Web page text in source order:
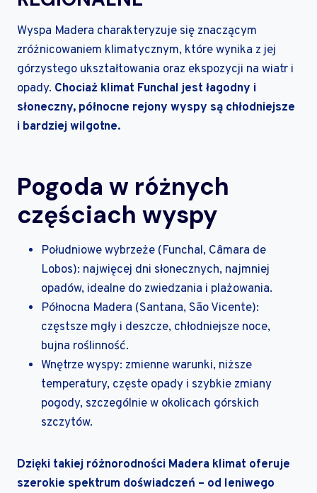
Wyspa Madera charakteryzuje się znaczącym
zróżnicowaniem klimatycznym, które wynika z jej
górzystego ukształtowania oraz ekspozycji na wiatr i
opady. Chociaż klimat Funchal jest łagodny i
słoneczny, północne rejony wyspy są chłodniejsze
i bardziej wilgotne.
Pogoda w różnych
częściach wyspy
Południowe wybrzeże (Funchal, Câmara de
Lobos): najwięcej dni słonecznych, najmniej
opadów, idealne do zwiedzania i plażowania.
Północna Madera (Santana, São Vicente):
częstsze mgły i deszcze, chłodniejsze noce,
bujna roślinność.
Wnętrze wyspy: zmienne warunki, niższe
temperatury, częste opady i szybkie zmiany
pogody, szczególnie w okolicach górskich
szczytów.
Dzięki takiej różnorodności Madera klimat oferuje
szerokie spektrum doświadczeń – od leniwego